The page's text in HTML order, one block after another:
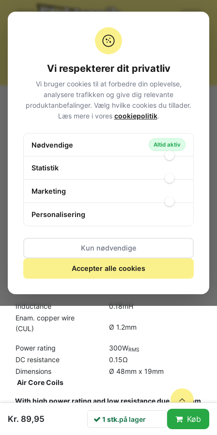
Alle produkter Højttalere + tilbehør
Spoler
Luftspoler
Spole 0.18mH 300W
116-503 / LSIP-18
1 stk.
Inductance
0.18mH
Enam. copper wire
(CUL)
Ø 1.2mm
Power rating 300WRMS
DC resistance
0.15Ω
Dimensions
Ø 48mm x 19mm
Air Core Coils
With high power rating and low resistance due to 1.2mm
wire, distortion-free, perfect midrange and 2-way coils
for hi-fi applications.
Kr. 89,95 1 stk.på lager Køb
Vi respekterer dit privatliv
Vi bruger cookies til at forbedre din oplevelse,
analysere trafikken og give dig relevante
produktanbefalinger. Vælg hvilke cookies du tillader.
Læs mere i vores cookiepolitik.
Nødvendige Altid aktiv
Statistik
Marketing
Personalisering
Kun nødvendige
Accepter alle cookies